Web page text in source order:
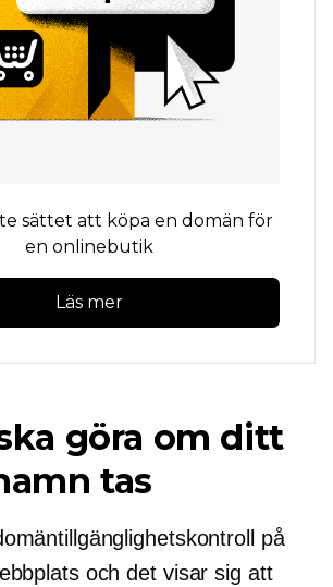
sättet att köpa en domän för
en onlinebutik
Läs mer
göra om ditt
tas
på
och det visar sig att